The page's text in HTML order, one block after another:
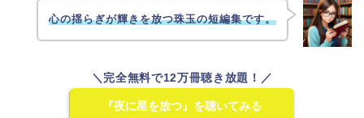
心の揺らぎが輝きを放つ珠玉の短編集です。
＼完全無料で12万冊聴き放題！／
『夜に星を放つ』を聴いてみる